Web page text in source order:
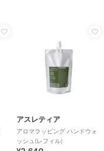
アスレティア
アロマラッピング ハンドウォ
ッシュ(レフィル)